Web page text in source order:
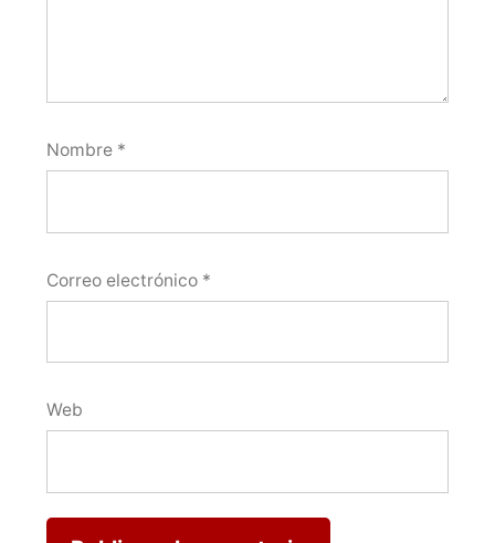
Nombre *
Correo electrónico *
Web